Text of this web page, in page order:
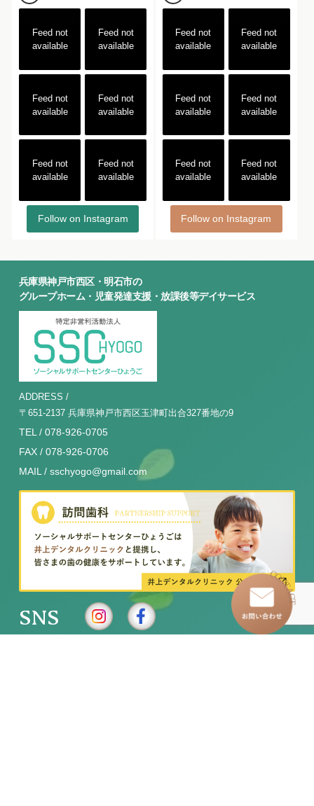
Feed not
available
Feed not
available
Feed not
available
Feed not
available
Feed not
available
Feed not
available
Follow on Instagram
Feed not
available
Feed not
available
Feed not
available
Feed not
available
Feed not
available
Feed not
available
Follow on Instagram
兵庫県神戸市西区・明石市の
グループホーム・児童発達支援・放課後等デイサービス
ADDRESS /
〒651-2137 兵庫県神戸市西区玉津町出合327番地の9
TEL / 078-926-0705
FAX / 078-926-0706
MAIL / sschyogo@gmail.com
SNS